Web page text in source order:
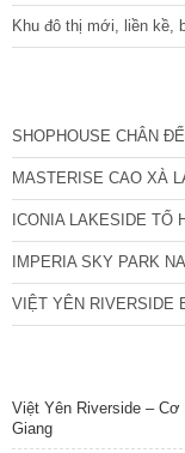
Khu đô thị mới, liền kề,
SHOPHOUSE CHÂN
MASTERISE CAO XÀ
ICONIA LAKESIDE TỐ
IMPERIA SKY PARK
VIỆT YÊN RIVERSIDE
Việt Yên Riverside –
Giang